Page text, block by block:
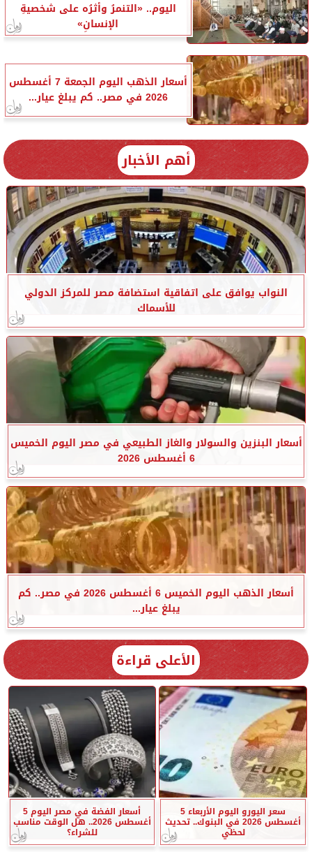
اليوم.. «التنمرُ وأثرُه على شخصيةِ
الإنسانِ»
أسعار الذهب اليوم الجمعة 7 أغسطس
2026 في مصر.. كم يبلغ عيار...
أهم الأخبار
النواب يوافق على اتفاقية استضافة مصر للمركز الدولي
للأسماك
أسعار البنزين والسولار والغاز الطبيعي في مصر اليوم الخميس
6 أغسطس 2026
أسعار الذهب اليوم الخميس 6 أغسطس 2026 في مصر.. كم
يبلغ عيار...
الأعلى قراءة
سعر اليورو اليوم الأربعاء 5
أغسطس 2026 في البنوك.. تحديث
لحظي
أسعار الفضة في مصر اليوم 5
أغسطس 2026.. هل الوقت مناسب
للشراء؟